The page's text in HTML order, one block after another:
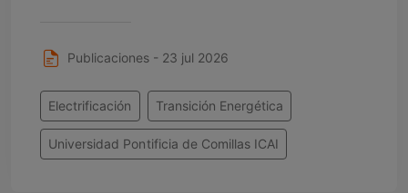
Publicaciones - 23 jul 2026
Electrificación Transición Energética
Universidad Pontificia de Comillas ICAI